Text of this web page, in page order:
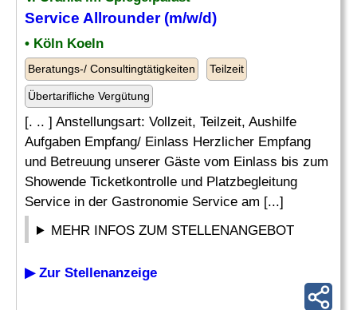
Service Allrounder (m/w/d)
• Köln Koeln
Beratungs-/ Consultingtätigkeiten Teilzeit
Übertarifliche Vergütung
[. .. ] Anstellungsart: Vollzeit, Teilzeit, Aushilfe
Aufgaben Empfang/ Einlass Herzlicher Empfang
und Betreuung unserer Gäste vom Einlass bis zum
Showende Ticketkontrolle und Platzbegleitung
Service in der Gastronomie Service am [...]
MEHR INFOS ZUM STELLENANGEBOT
▶ Zur Stellenanzeige